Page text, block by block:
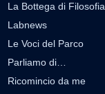
La Bottega di Filosofia
Labnews
Le Voci del Parco
Parliamo di…
Ricomincio da me